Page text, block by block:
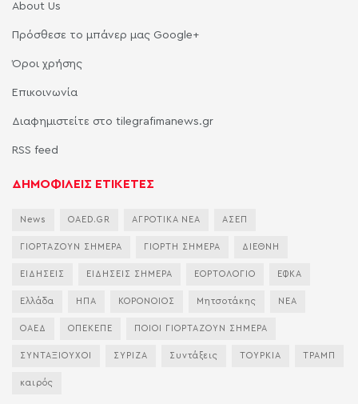
About Us
Πρόσθεσε το μπάνερ μας Google+
Όροι χρήσης
Επικοινωνία
Διαφημιστείτε στο tilegrafimanews.gr
RSS feed
ΔΗΜΟΦΙΛΕΙΣ ΕΤΙΚΕΤΕΣ
News OAED.GR ΑΓΡΟΤΙΚΑ ΝΕΑ ΑΣΕΠ
ΓΙΟΡΤΑΖΟΥΝ ΣΗΜΕΡΑ ΓΙΟΡΤΗ ΣΗΜΕΡΑ ΔΙΕΘΝΗ
ΕΙΔΗΣΕΙΣ ΕΙΔΗΣΕΙΣ ΣΗΜΕΡΑ ΕΟΡΤΟΛΟΓΙΟ ΕΦΚΑ
Ελλάδα ΗΠΑ ΚΟΡΟΝΟΙΟΣ Μητσοτάκης ΝΕΑ
ΟΑΕΔ ΟΠΕΚΕΠΕ ΠΟΙΟΙ ΓΙΟΡΤΑΖΟΥΝ ΣΗΜΕΡΑ
ΣΥΝΤΑΞΙΟΥΧΟΙ ΣΥΡΙΖΑ Συντάξεις ΤΟΥΡΚΙΑ ΤΡΑΜΠ
καιρός